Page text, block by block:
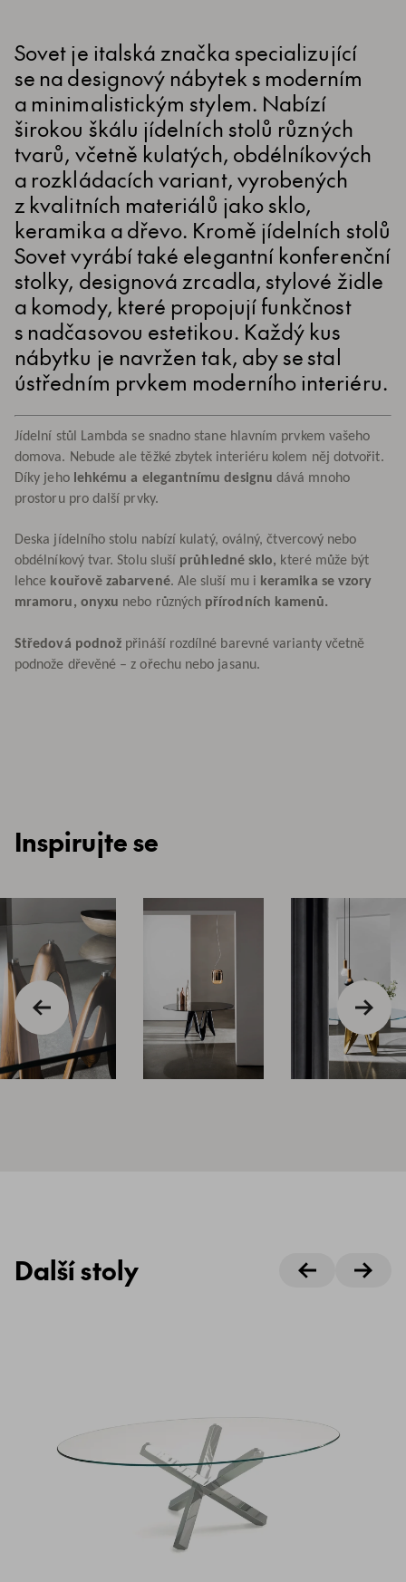
Sovet je italská značka specializující
se na designový nábytek s moderním
a minimalistickým stylem. Nabízí
širokou škálu jídelních stolů různých
tvarů, včetně kulatých, obdélníkových
a rozkládacích variant, vyrobených
z kvalitních materiálů jako sklo,
keramika a dřevo. Kromě jídelních stolů
Sovet vyrábí také elegantní konferenční
stolky, designová zrcadla, stylové židle
a komody, které propojují funkčnost
s nadčasovou estetikou. Každý kus
nábytku je navržen tak, aby se stal
ústředním prvkem moderního interiéru.
Jídelní stůl Lambda se snadno stane hlavním prvkem vašeho
domova. Nebude ale těžké zbytek interiéru kolem něj dotvořit.
Díky jeho lehkému a elegantnímu designu dává mnoho
prostoru pro další prvky.
Deska jídelního stolu nabízí kulatý, oválný, čtvercový nebo
obdélníkový tvar. Stolu sluší průhledné sklo, které může být
lehce kouřově zabarvené. Ale sluší mu i keramika se vzory
mramoru, onyxu nebo různých přírodních kamenů.
Středová podnož přináší rozdílné barevné varianty včetně
podnože dřevěné – z ořechu nebo jasanu.
Inspirujte se
Další stoly